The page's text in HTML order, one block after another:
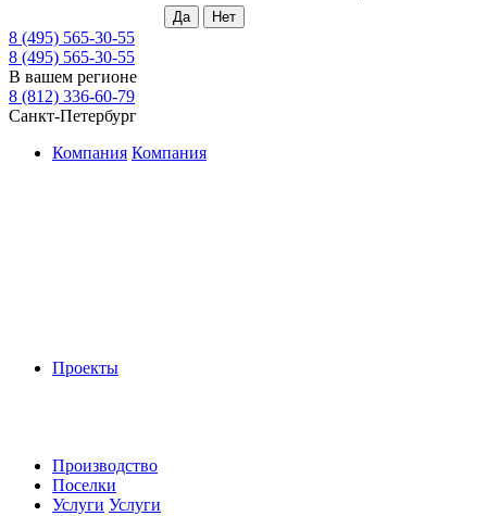
8 (495) 565-30-55
8 (495) 565-30-55
В вашем регионе
8 (812) 336-60-79
Санкт-Петербург
Компания Компания
Проекты
Производство
Поселки
Услуги Услуги